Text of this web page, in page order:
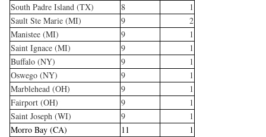
South Padre Island (TX) 8
1
Sault Ste Marie (MI)
9
2
Manistee (MI)
9
1
Saint Ignace (MI)
9
1
Buffalo (NY)
9
1
Oswego (NY)
9
1
Marblehead (OH)
9
1
Fairport (OH)
9
1
Saint Joseph (WI)
9
1
Morro Bay (CA)
11
1